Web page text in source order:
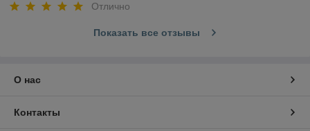
Отлично
Показать все отзывы
О нас
Контакты